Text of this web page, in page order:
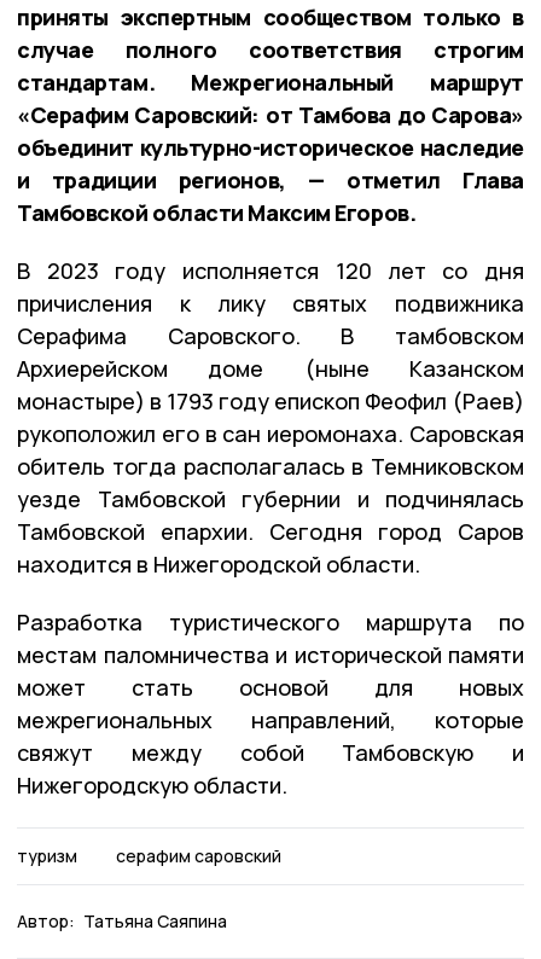
приняты экспертным сообществом только в
случае полного соответствия строгим
стандартам. Межрегиональный маршрут
«Серафим Саровский: от Тамбова до Сарова»
объединит культурно-историческое наследие
и традиции регионов, — отметил Глава
Тамбовской области Максим Егоров.
В 2023 году исполняется 120 лет со дня
причисления к лику святых подвижника
Серафима Саровского. В тамбовском
Архиерейском доме (ныне Казанском
монастыре) в 1793 году епископ Феофил (Раев)
рукоположил его в сан иеромонаха. Саровская
обитель тогда располагалась в Темниковском
уезде Тамбовской губернии и подчинялась
Тамбовской епархии. Сегодня город Саров
находится в Нижегородской области.
Разработка туристического маршрута по
местам паломничества и исторической памяти
может стать основой для новых
межрегиональных направлений, которые
свяжут между собой Тамбовскую и
Нижегородскую области.
туризм серафим саровский
Автор: Татьяна Саяпина